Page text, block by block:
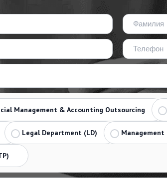
Management & Accounting Outsourcing
Legal Department (LD) Management